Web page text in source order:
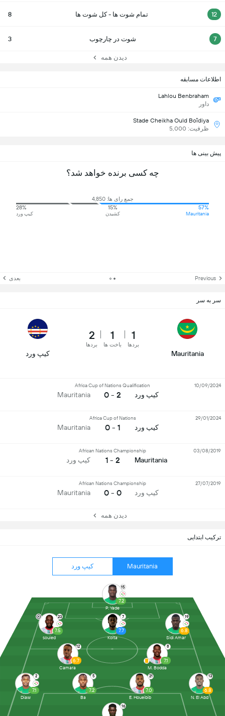
12 تمام شوت ها - کل شوت ها 8
7 شوت در چارچوب 3
دیدن همه
ترکیب ابتدایی
Mauritania کیپ ورد
16
2
7.1
Diaw
5
7.2
Ba
21
7.0
E. Houeibib
13
6.8
N. El Abd
12
6.7
Camara
8
7.1
M. Bodda
23
7.5
souied
7
7.7
Koita
19
6.8
Sidi Amar
15
7.2
P. Yade
اطلاعات مسابقه
Lahlou Benbraham
داور
Stade Cheikha Ould Boïdiya
ظرفیت: 5,000
پیش بینی ها
چه کسی برنده خواهد شد؟
جمع رای ها: 4,850
57%
Mauritania
15%
کشیدن
28%
کیپ ورد
Previous بعدی
سر به سر
Mauritania
1
بردها
1
باخت ها
2
بردها
کیپ ورد
کیپ ورد
Africa Cup of Nations Qualification
2 - 0
Mauritania
10/09/2024
کیپ ورد
Africa Cup of Nations
1 - 0
Mauritania
29/01/2024
Mauritania
African Nations Championship
2 - 1 کیپ ورد
03/08/2019
کیپ ورد
African Nations Championship
0 - 0
Mauritania
27/07/2019
دیدن همه